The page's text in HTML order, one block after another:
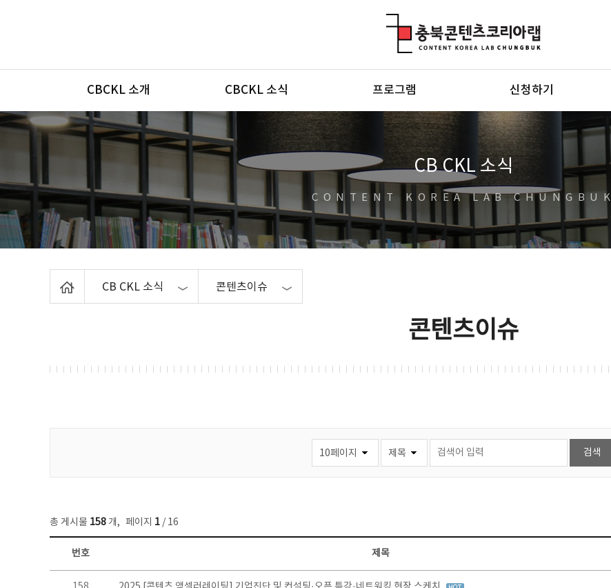
메뉴
CBCKL 소개 CBCKL 소식 프로그램 신청하기
CB CKL 소식
CONTENT KOREA LAB CHUNGBUK
CB CKL 소식 콘텐츠이슈
콘텐츠이슈
총 게시물 158 개, 페이지 1 / 16
콘텐츠이슈 목록 - 번호, 제목, 작성자, 파일, 조회수, 작성일 정보 제공
번호 제목